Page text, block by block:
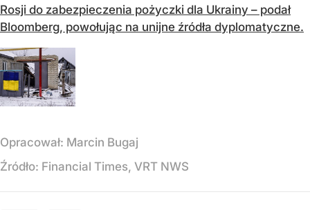
Rosji do zabezpieczenia pożyczki dla Ukrainy – podał
Bloomberg, powołując na unijne źródła dyplomatyczne.
Opracował: Marcin Bugaj
Źródło: Financial Times, VRT NWS